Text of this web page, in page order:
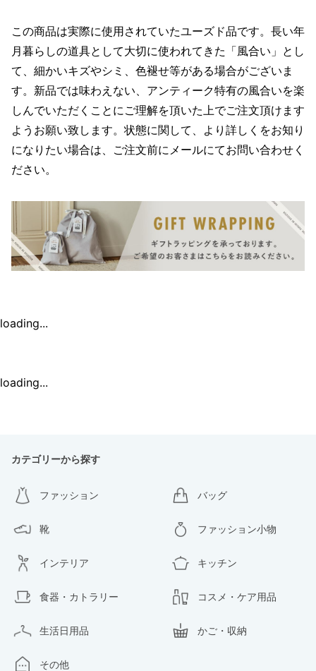
この商品は実際に使用されていたユーズド品です。長い年
月暮らしの道具として大切に使われてきた「風合い」とし
て、細かいキズやシミ、色褪せ等がある場合がございま
す。新品では味わえない、アンティーク特有の風合いを楽
しんでいただくことにご理解を頂いた上でご注文頂けます
ようお願い致します。状態に関して、より詳しくをお知り
になりたい場合は、ご注文前にメールにてお問い合わせく
ださい。
loading...
loading...
カテゴリーから探す
ファッション バッグ
靴 ファッション小物
インテリア キッチン
食器・カトラリー コスメ・ケア用品
生活日用品 かご・収納
その他